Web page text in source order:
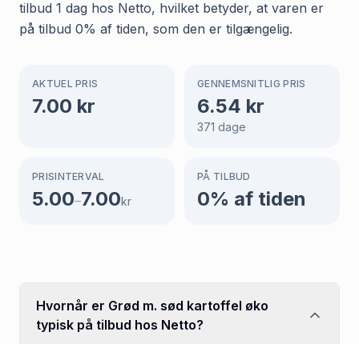
tilbud 1 dag hos Netto, hvilket betyder, at varen er
på tilbud 0% af tiden, som den er tilgængelig.
AKTUEL PRIS
7.00 kr
GENNEMSNITLIG PRIS
6.54 kr
371 dage
PRISINTERVAL
5.00–7.00kr
PÅ TILBUD
0% af tiden
Hvornår er Grød m. sød kartoffel øko
typisk på tilbud hos Netto?